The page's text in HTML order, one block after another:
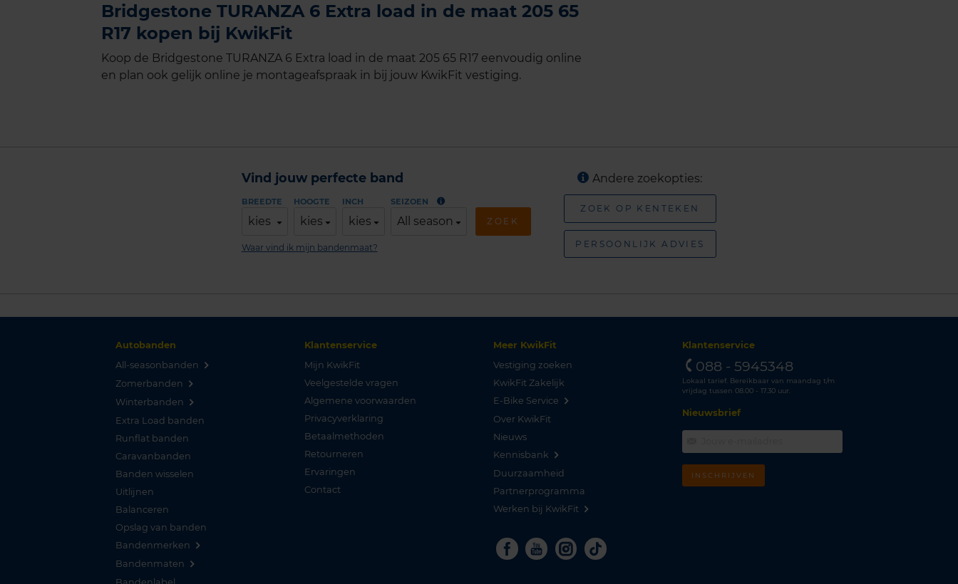
Bridgestone TURANZA 6 Extra load in de maat 205 65
R17 kopen bij KwikFit
Koop de Bridgestone TURANZA 6 Extra load in de maat 205 65 R17 eenvoudig online
en plan ook gelijk online je montageafspraak in bij jouw KwikFit vestiging.
Vind jouw perfecte band
BREEDTE
kies
HOOGTE
kies
INCH
kies
SEIZOEN
All season ZOEK
Waar vind ik mijn bandenmaat?
Andere zoekopties:
ZOEK OP KENTEKEN
PERSOONLIJK ADVIES
Autobanden
All-seasonbanden
Zomerbanden
Winterbanden
Extra Load banden
Runflat banden
Caravanbanden
Banden wisselen
Uitlijnen
Balanceren
Opslag van banden
Bandenmerken
Bandenmaten
Klantenservice
Mijn KwikFit
Veelgestelde vragen
Algemene voorwaarden
Privacyverklaring
Betaalmethoden
Retourneren
Ervaringen
Contact
Meer KwikFit
Vestiging zoeken
KwikFit Zakelijk
E-Bike Service
Over KwikFit
Nieuws
Kennisbank
Duurzaamheid
Partnerprogramma
Werken bij KwikFit
Facebook
YoutubeInstagram
Tiktok
Klantenservice
088 - 5945348
Lokaal tarief. Bereikbaar van maandag t/m
vrijdag tussen 08.00 - 17.30 uur.
Nieuwsbrief
INSCHRIJVEN